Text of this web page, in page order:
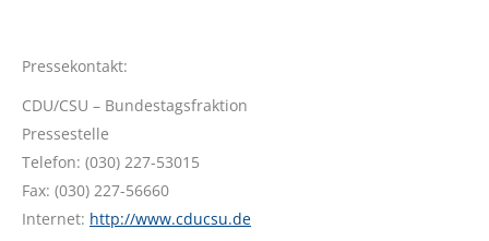
Pressekontakt:
CDU/CSU – Bundestagsfraktion
Pressestelle
Telefon: (030) 227-53015
Fax: (030) 227-56660
Internet: http://www.cducsu.de